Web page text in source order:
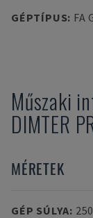
GÉPTÍPUS: FA
Műszaki
DIMTER
MÉRETEK
GÉP SÚLYA: